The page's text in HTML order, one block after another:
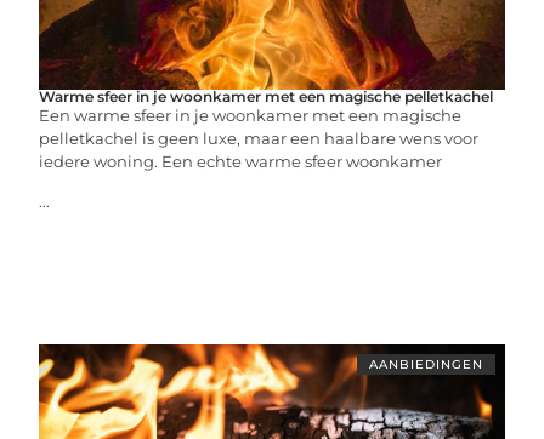
Warme sfeer in je woonkamer met een magische pelletkachel
Een warme sfeer in je woonkamer met een magische
pelletkachel is geen luxe, maar een haalbare wens voor
iedere woning. Een echte warme sfeer woonkamer
...
AANBIEDINGEN